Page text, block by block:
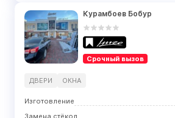
Курамбоев Бобур
Срочный вызов
ДВЕРИ ОКНА
Изготовление
Замена стёкол